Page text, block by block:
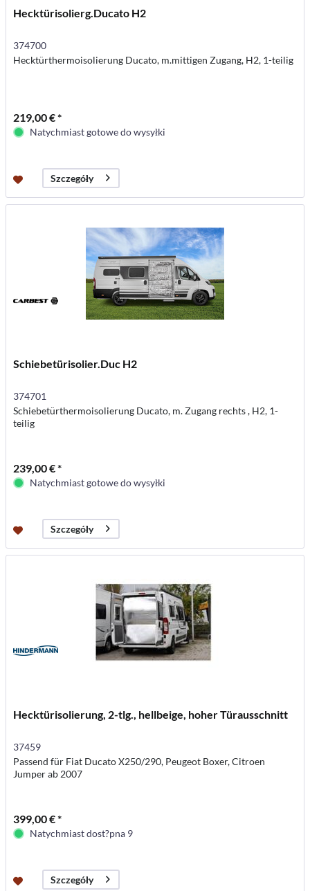
Hecktürisolierg.Ducato H2
374700
Hecktürthermoisolierung Ducato, m.mittigen Zugang, H2, 1-teilig
219,00 € *
Natychmiast gotowe do wysyłki
Szczegóły
Schiebetürisolier.Duc H2
374701
Schiebetürthermoisolierung Ducato, m. Zugang rechts , H2, 1-
teilig
239,00 € *
Natychmiast gotowe do wysyłki
Szczegóły
Hecktürisolierung, 2-tlg., hellbeige, hoher Türausschnitt
37459
Passend für Fiat Ducato X250/290, Peugeot Boxer, Citroen
Jumper ab 2007
399,00 € *
Natychmiast dost?pna 9
Szczegóły